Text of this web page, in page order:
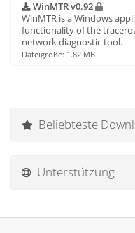
WinMTR v0.92
WinMTR is a Windows
functionality of the
network diagnostic tool.
Dateigröße: 1.82 MB
Beliebteste
Unterstützung